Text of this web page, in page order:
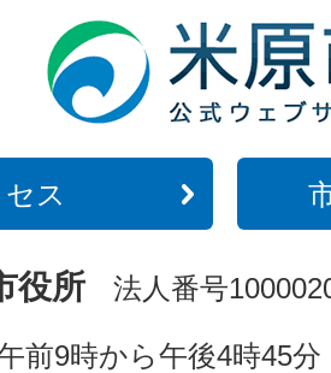
ス
役所 法人番号
前9時から午後4時45分